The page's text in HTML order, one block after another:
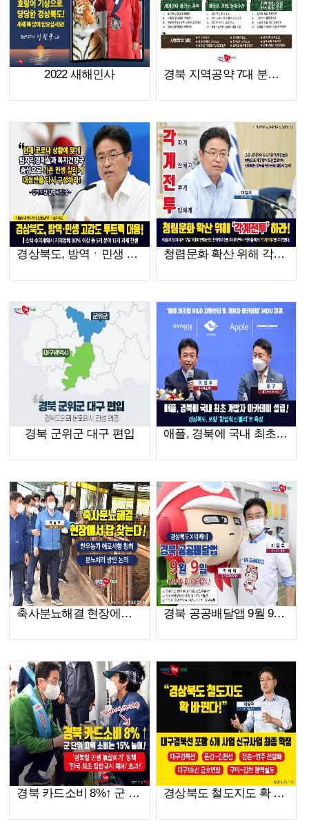
2022 새해인사 경북 지역공약 7대 분야 35개 프로젝트 제안
경상북도, 방역ㆍ민생 고강도 투트랙 대응! 청렴문화 확산 위해 각계전투하라!
경북 군위군 대구 편입 애플, 경북에 국내 최초 개발자 아카데미 설립!
축사분뇨해결 현장에서 답 찾는다! 경북 공공배달앱 9월 9일 GRAND OPEN!
경북 카드소비 8%↑ 군 단위 지역 소비는 15% 늘어! 경상북도 철도지도 확 바뀐다!